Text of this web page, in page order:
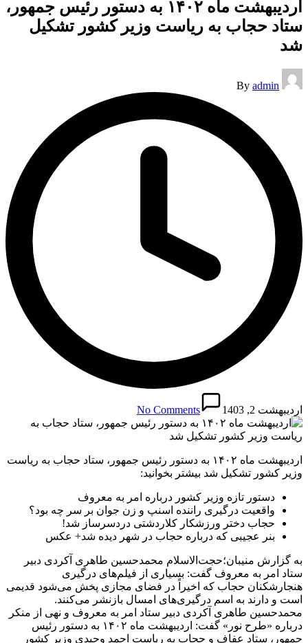
اردیبهشت ماه ۱۴۰۲ به دستور رئیس جمهور،
ستاد حجاب به ریاست وزیر کشور تشکیل
شد
Posted
by
By admin
اردیبهشت 2, 1403 No Comments
اردیبهشت ماه ۱۴۰۲ به دستور رئیس جمهور، ستاد حجاب به ریاست
وزیر کشور تشکیل شد بیشتر بخوانید:
دستور تازه وزیر کشور درباره امر به معروف
واقعیت درگیری راننده اسنپ و زن جوان بر سر چه بود؟
حجاب دختر ورزشکار کلاردشتی دردسرساز شد!
بنر عجیبی که درباره حجاب در شهر دیده شد+ عکس
به گزارش منیبان؛حجت‌الاسلام‌ محمدحسین طاهری آکردی دبیر
ستاد امر به معروف گفت: بسیاری از فیلم‌های درگیری
هنجارشکنان حجاب که اخیراً در فضای مجازی پخش می‌شود قدیمی
است و دارند به اسم درگیری‌های امسال بازنشر می‌کنند.
محمدحسین طاهری آکردی دبیر ستاد امر به معروف و نهی از منکر
درباره «طرح نور» گفت: اردیبهشت ماه ۱۴۰۲ به دستور رئیس
جمهور، ستاد عفاف و حجاب به ریاست احمد وحیدی وزیر کشور